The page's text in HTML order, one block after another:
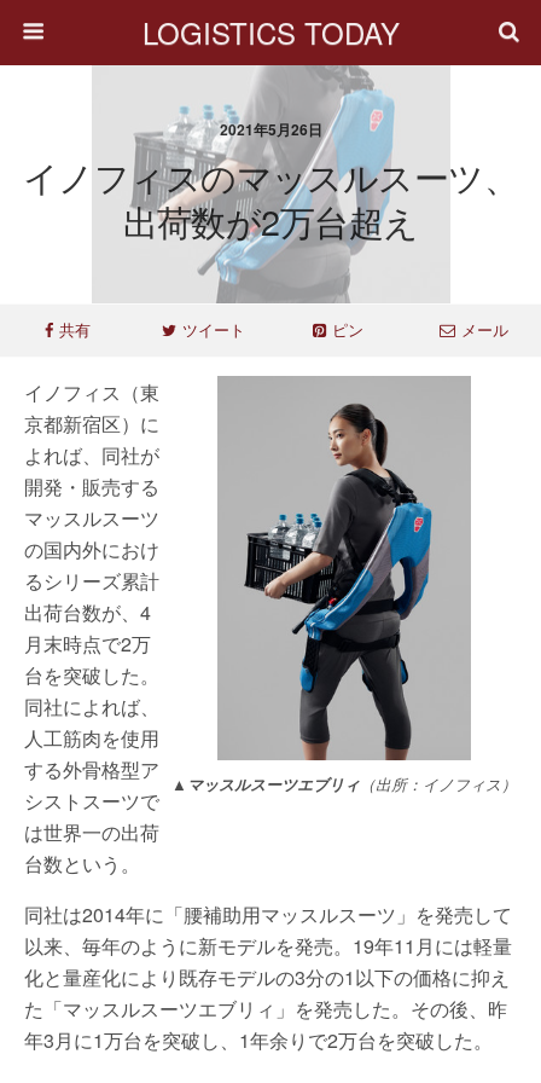
LOGISTICS TODAY
2021年5月26日
イノフィスのマッスルスーツ、
出荷数が2万台超え
共有 ツイート ピン メール
▲マッスルスーツエブリィ （出所：イノフィス）
イノフィス（東
京都新宿区）に
よれば、同社が
開発・販売する
マッスルスーツ
の国内外におけ
るシリーズ累計
出荷台数が、4
月末時点で2万
台を突破した。
同社によれば、
人工筋肉を使用
する外骨格型ア
シストスーツで
は世界一の出荷
台数という。
同社は2014年に「腰補助用マッスルスーツ」を発売して
以来、毎年のように新モデルを発売。19年11月には軽量
化と量産化により既存モデルの3分の1以下の価格に抑え
た「マッスルスーツエブリィ」を発売した。その後、昨
年3月に1万台を突破し、1年余りで2万台を突破した。